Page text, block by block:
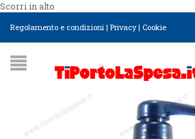
Scorri in alto
Regolamento e condizioni | Privacy| Cookie